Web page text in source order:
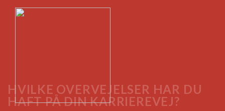
HVILKE OVERVEJELSER HAR DU
HAFT PÅ DIN KARRIEREVEJ?